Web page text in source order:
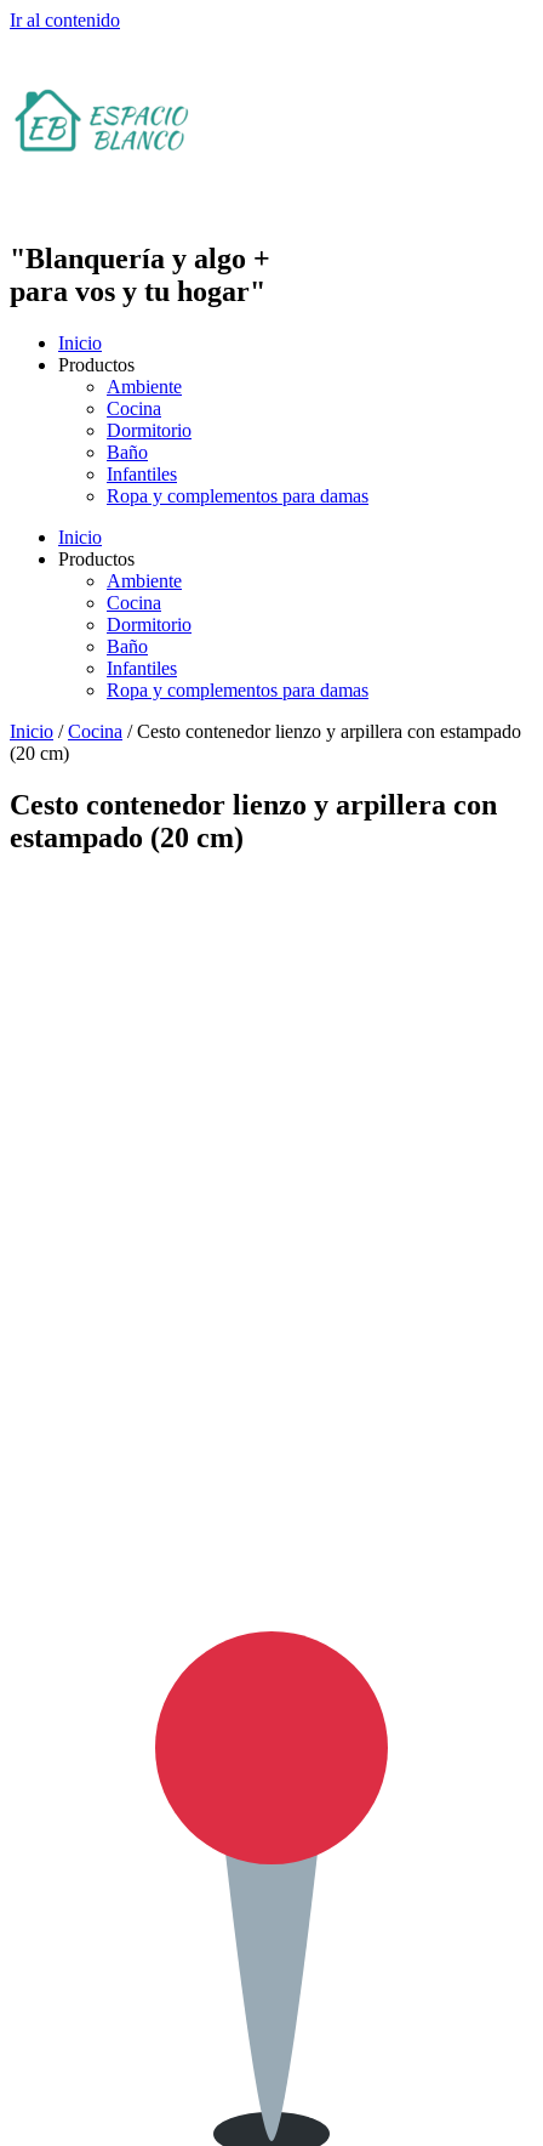
Ir al contenido
"Blanquería y algo +
para vos y tu hogar"
Inicio
Productos
Ambiente
Cocina
Dormitorio
Baño
Infantiles
Ropa y complementos para damas
Inicio
Productos
Ambiente
Cocina
Dormitorio
Baño
Infantiles
Ropa y complementos para damas
Inicio /Cocina / Cesto contenedor lienzo y arpillera con estampado
(20 cm)
Cesto contenedor lienzo y arpillera con
estampado (20 cm)